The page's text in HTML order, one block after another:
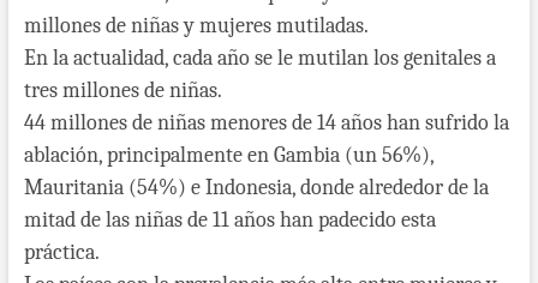
millones de niñas y mujeres mutiladas.
En la actualidad, cada año se le mutilan los genitales a
tres millones de niñas.
44 millones de niñas menores de 14 años han sufrido la
ablación, principalmente en Gambia (un 56%),
Mauritania (54%) e Indonesia, donde alrededor de la
mitad de las niñas de 11 años han padecido esta
práctica.